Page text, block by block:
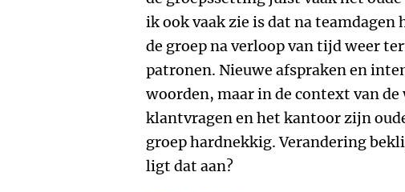
ik ook vaak zie is dat na teamdagen
de groep na verloop van tijd weer
patronen. Nieuwe afspraken en
woorden, maar in de context van de
klantvragen en het kantoor zijn
groep hardnekkig. Verandering
ligt dat aan?